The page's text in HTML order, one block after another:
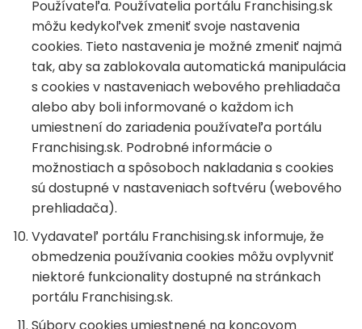
Používateľa. Používatelia portálu Franchising.sk
môžu kedykoľvek zmeniť svoje nastavenia
cookies. Tieto nastavenia je možné zmeniť najmä
tak, aby sa zablokovala automatická manipulácia
s cookies v nastaveniach webového prehliadača
alebo aby boli informované o každom ich
umiestnení do zariadenia používateľa portálu
Franchising.sk. Podrobné informácie o
možnostiach a spôsoboch nakladania s cookies
sú dostupné v nastaveniach softvéru (webového
prehliadača).
Vydavateľ portálu Franchising.sk informuje, že
obmedzenia používania cookies môžu ovplyvniť
niektoré funkcionality dostupné na stránkach
portálu Franchising.sk.